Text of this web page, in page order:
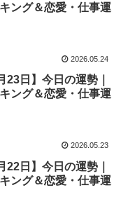
ング＆恋愛・仕事運
2026.05.24
23日】今日の運勢｜
ング＆恋愛・仕事運
2026.05.23
22日】今日の運勢｜
ング＆恋愛・仕事運